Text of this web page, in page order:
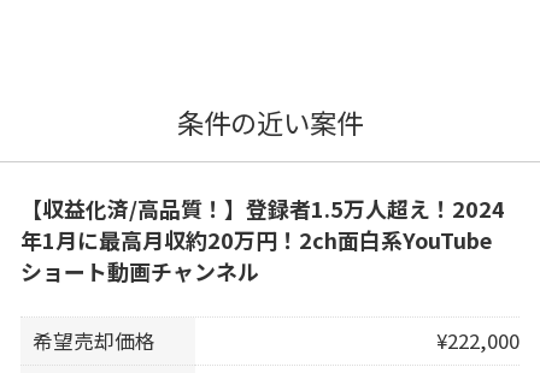
条件の近い案件
【収益化済/高品質！】登録者1.5万人超え！2024
年1月に最高月収約20万円！2ch面白系YouTube
ショート動画チャンネル
希望売却価格
¥222,000